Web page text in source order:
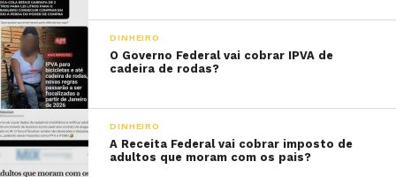
DINHEIRO
O Governo Federal vai cobrar IPVA de
cadeira de rodas?
DINHEIRO
A Receita Federal vai cobrar imposto de
adultos que moram com os pais?